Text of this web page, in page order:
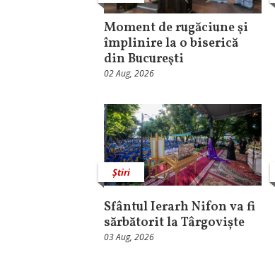
Moment de rugăciune şi
împlinire la o biserică
din Bucureşti
02 Aug, 2026
Știri
Sfântul Ierarh Nifon va fi
sărbătorit la Târgoviște
03 Aug, 2026